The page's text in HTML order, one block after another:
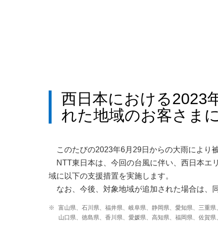
西日本における2023
れた地域のお客さま
このたびの2023年6月29日からの大雨により
NTT東日本は、今回の台風に伴い、西日本エ
域に以下の支援措置を実施します。
なお、今後、対象地域が追加された場合は、
※
富山県、石川県、福井県、岐阜県、静岡県、愛知県、三重
山口県、徳島県、香川県、愛媛県、高知県、福岡県、佐賀